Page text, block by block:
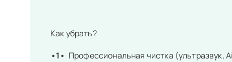
Как убрать?
Профессиональная чистка (ультразвук,